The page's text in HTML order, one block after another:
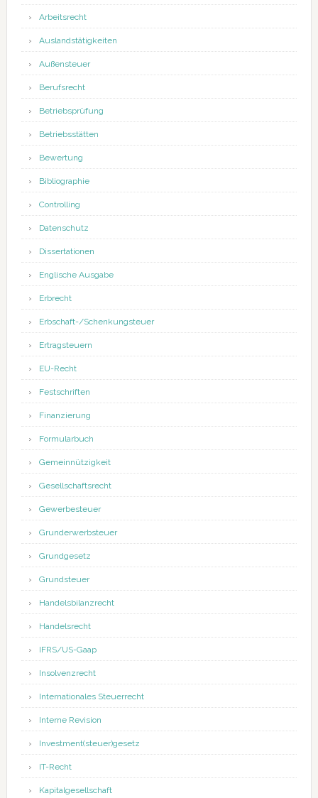
Arbeitsrecht
Auslandstätigkeiten
Außensteuer
Berufsrecht
Betriebsprüfung
Betriebsstätten
Bewertung
Bibliographie
Controlling
Datenschutz
Dissertationen
Englische Ausgabe
Erbrecht
Erbschaft-/Schenkungsteuer
Ertragsteuern
EU-Recht
Festschriften
Finanzierung
Formularbuch
Gemeinnützigkeit
Gesellschaftsrecht
Gewerbesteuer
Grunderwerbsteuer
Grundgesetz
Grundsteuer
Handelsbilanzrecht
Handelsrecht
IFRS/US-Gaap
Insolvenzrecht
Internationales Steuerrecht
Interne Revision
Investment(steuer)gesetz
IT-Recht
Kapitalgesellschaft